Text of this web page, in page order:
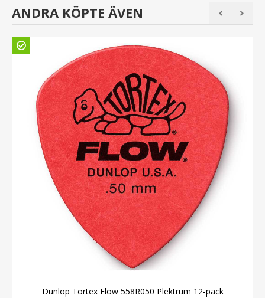
ANDRA KÖPTE ÄVEN
Dunlop Tortex Flow 558R050 Plektrum 12-pack